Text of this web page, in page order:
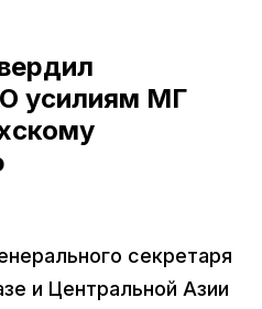
усилиям МГ
секретаря
и Центральной Азии